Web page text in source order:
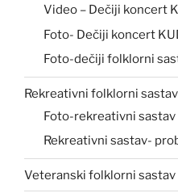
Video – Dečiji koncert
Foto- Dečiji koncert
Foto-dečiji folklorni
Rekreativni folklorni sastav
Foto-rekreativni sastav
Rekreativni sastav-
Veteranski folklorni sastav